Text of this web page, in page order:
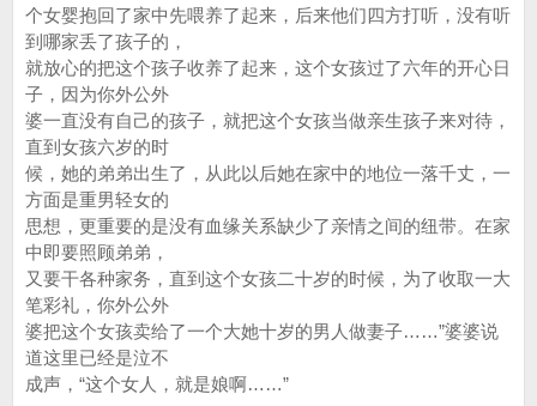
个女婴抱回了家中先喂养了起来，后来他们四方打听，没有听
到哪家丢了孩子的，
就放心的把这个孩子收养了起来，这个女孩过了六年的开心日
子，因为你外公外
婆一直没有自己的孩子，就把这个女孩当做亲生孩子来对待，
直到女孩六岁的时
候，她的弟弟出生了，从此以后她在家中的地位一落千丈，一
方面是重男轻女的
思想，更重要的是没有血缘关系缺少了亲情之间的纽带。在家
中即要照顾弟弟，
又要干各种家务，直到这个女孩二十岁的时候，为了收取一大
笔彩礼，你外公外
婆把这个女孩卖给了一个大她十岁的男人做妻子……”婆婆说
道这里已经是泣不
成声，“这个女人，就是娘啊……”